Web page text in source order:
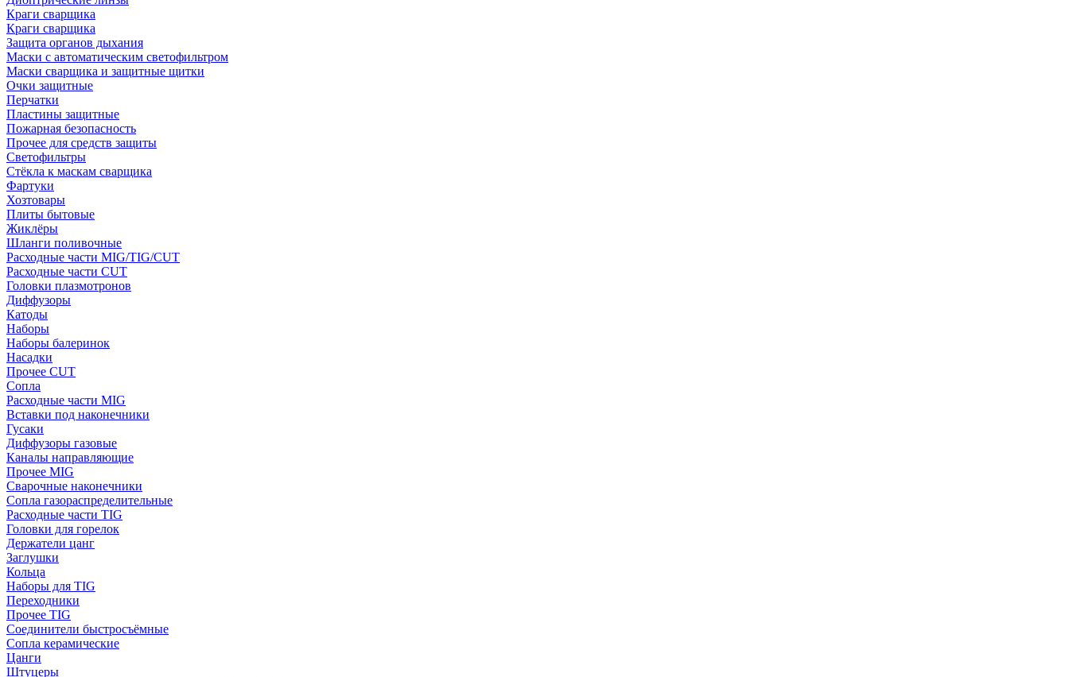
Краги сварщика
Краги сварщика
Защита органов дыхания
Маски с автоматическим светофильтром
Маски сварщика и защитные щитки
Очки защитные
Перчатки
Пластины защитные
Пожарная безопасность
Прочее для средств защиты
Светофильтры
Стёкла к маскам сварщика
Фартуки
Хозтовары
Плиты бытовые
Жиклёры
Шланги поливочные
Расходные части MIG/TIG/CUT
Расходные части CUT
Головки плазмотронов
Диффузоры
Катоды
Наборы
Наборы балеринок
Насадки
Прочее CUT
Сопла
Расходные части MIG
Вставки под наконечники
Гусаки
Диффузоры газовые
Каналы направляющие
Прочее MIG
Сварочные наконечники
Сопла газораспределительные
Расходные части TIG
Головки для горелок
Держатели цанг
Заглушки
Кольца
Наборы для TIG
Переходники
Прочее TIG
Соединители быстросъёмные
Сопла керамические
Цанги
Штуцеры